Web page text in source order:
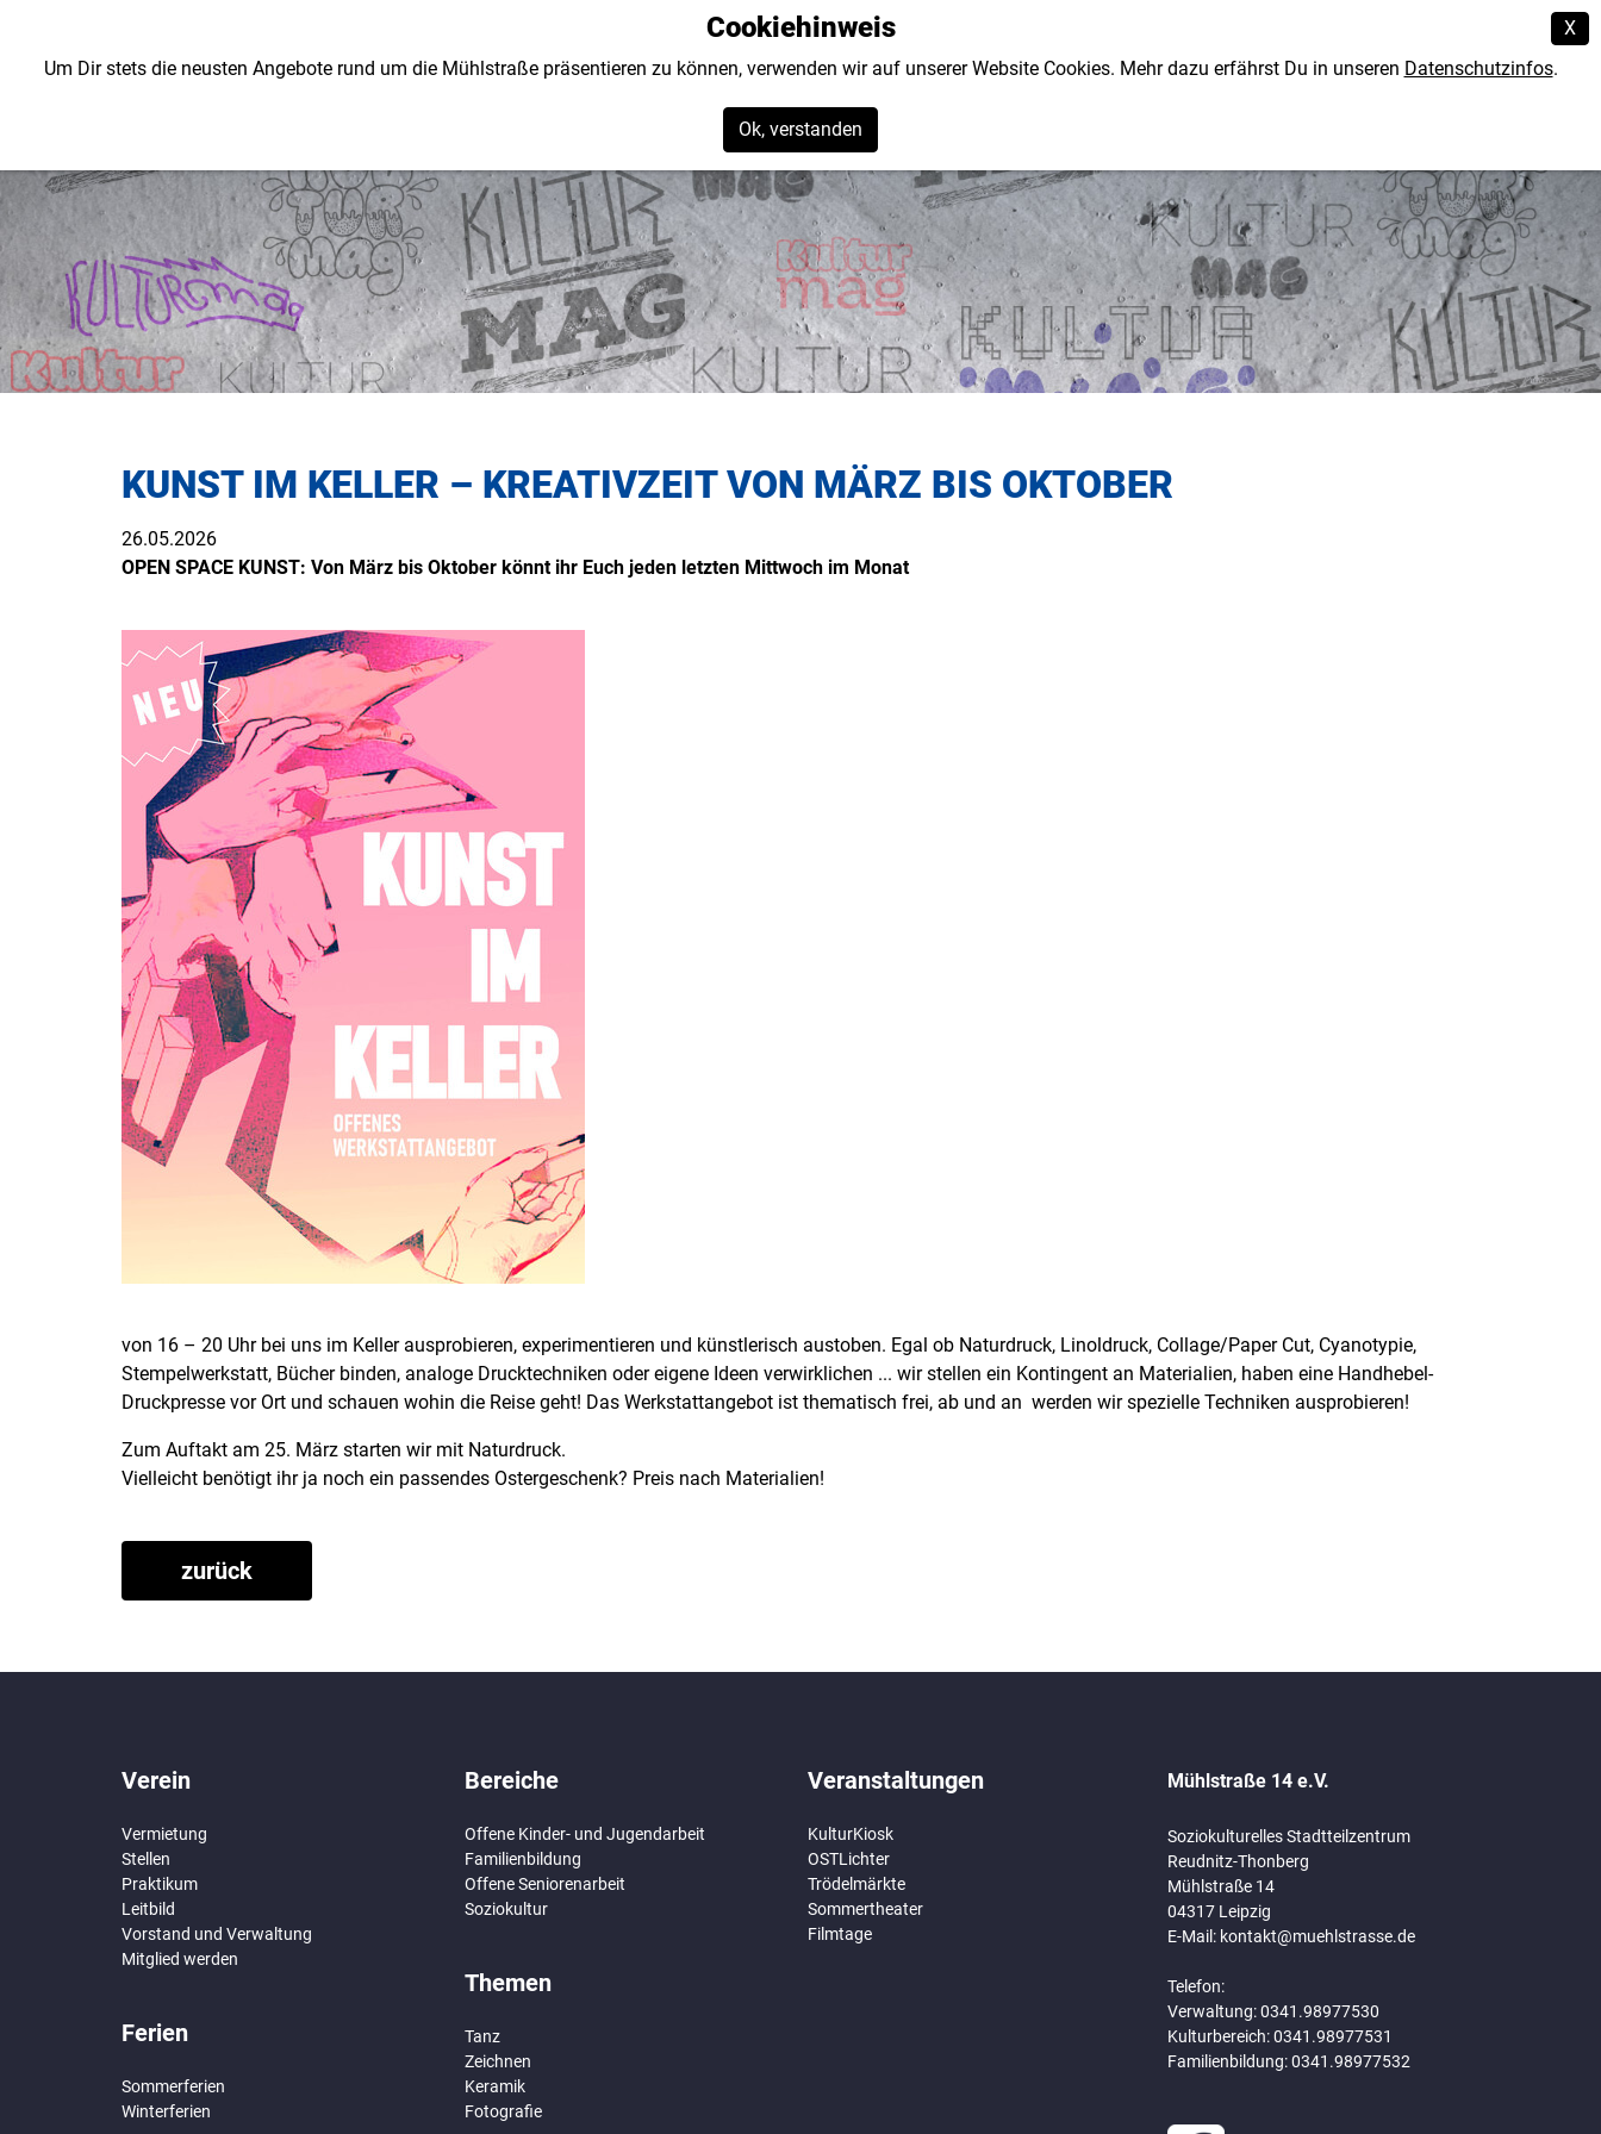
Cookiehinweis
Um Dir stets die neusten Angebote rund um die Mühlstraße präsentieren zu können, verwenden wir auf unserer Website Cookies. Mehr dazu erfährst Du in unseren Datenschutzinfos.
Ok, verstanden
X
Soziokultur Kinder, Jugend, Familien, Senioren
KUNST IM KELLER – KREATIVZEIT VON MÄRZ BIS OKTOBER
26.05.2026
OPEN SPACE KUNST: Von März bis Oktober könnt ihr Euch jeden letzten Mittwoch im Monat
von 16 – 20 Uhr bei uns im Keller ausprobieren, experimentieren und künstlerisch austoben. Egal ob Naturdruck, Linoldruck, Collage/Paper Cut, Cyanotypie,
Stempelwerkstatt, Bücher binden, analoge Drucktechniken oder eigene Ideen verwirklichen ... wir stellen ein Kontingent an Materialien, haben eine Handhebel-
Druckpresse vor Ort und schauen wohin die Reise geht! Das Werkstattangebot ist thematisch frei, ab und an werden wir spezielle Techniken ausprobieren!
Zum Auftakt am 25. März starten wir mit Naturdruck.
Vielleicht benötigt ihr ja noch ein passendes Ostergeschenk? Preis nach Materialien!
zurück
Verein
Vermietung
Stellen
Praktikum
Leitbild
Vorstand und Verwaltung
Mitglied werden
Ferien
Sommerferien
Winterferien
Bereiche
Offene Kinder- und Jugendarbeit
Familienbildung
Offene Seniorenarbeit
Soziokultur
Themen
Tanz
Zeichnen
Keramik
Fotografie
Veranstaltungen
KulturKiosk
OSTLichter
Trödelmärkte
Sommertheater
Filmtage
Mühlstraße 14 e.V.
Soziokulturelles Stadtteilzentrum
Reudnitz-Thonberg
Mühlstraße 14
04317 Leipzig
E-Mail: kontakt@muehlstrasse.de
Telefon:
Verwaltung: 0341.98977530
Kulturbereich: 0341.98977531
Familienbildung: 0341.98977532